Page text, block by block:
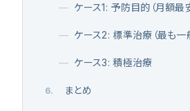
— ケース1: 予防目的（月額最
— ケース2: 標準治療（最も一
— ケース3: 積極治療
6. まとめ